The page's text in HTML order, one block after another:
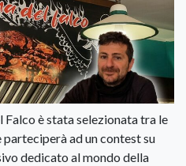
Falco è stata selezionata tra le
ad un contest su
dedicato al mondo della